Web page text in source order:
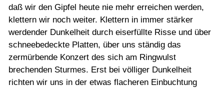
daß wir den Gipfel heute nie mehr erreichen werden,
klettern wir noch weiter. Klettern in immer stärker
werdender Dunkelheit durch eiserfüllte Risse und über
schneebedeckte Platten, über uns ständig das
zermürbende Konzert des sich am Ringwulst
brechenden Sturmes. Erst bei völliger Dunkelheit
richten wir uns in der etwas flacheren Einbuchtung